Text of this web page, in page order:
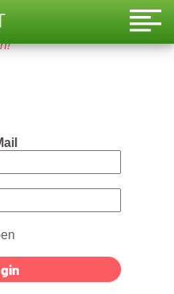
zu können, bitte ein